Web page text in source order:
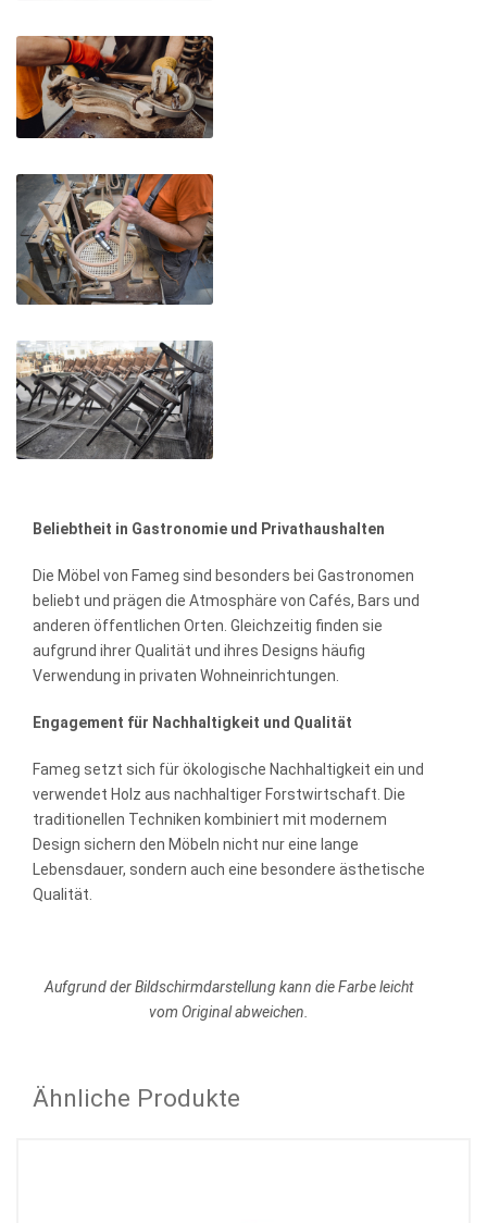
Beliebtheit in Gastronomie und Privathaushalten
Die Möbel von Fameg sind besonders bei Gastronomen
beliebt und prägen die Atmosphäre von Cafés, Bars und
anderen öffentlichen Orten. Gleichzeitig finden sie
aufgrund ihrer Qualität und ihres Designs häufig
Verwendung in privaten Wohneinrichtungen.
Engagement für Nachhaltigkeit und Qualität
Fameg setzt sich für ökologische Nachhaltigkeit ein und
verwendet Holz aus nachhaltiger Forstwirtschaft. Die
traditionellen Techniken kombiniert mit modernem
Design sichern den Möbeln nicht nur eine lange
Lebensdauer, sondern auch eine besondere ästhetische
Qualität.
Aufgrund der Bildschirmdarstellung kann die Farbe leicht
vom Original abweichen.
Ähnliche Produkte